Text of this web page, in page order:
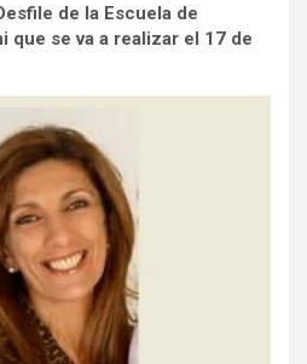
de la Escuela de
que se va a realizar el 17 de